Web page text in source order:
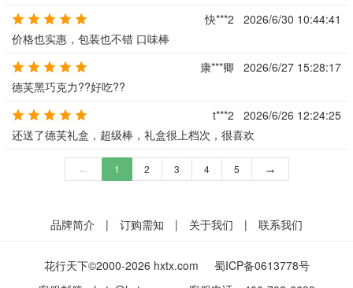
快***2
2026/6/30 10:44:41
价格也实惠，包装也不错 口味棒
康***卿
2026/6/27 15:28:17
德芙黑巧克力??好吃??
t***2
2026/6/26 12:24:25
还送了德芙礼盒，超级棒，礼盒很上档次，很喜欢
← 1 2 3 4 5 →
品牌简介 | 订购需知 | 关于我们 | 联系我们
花行天下©2000-2026 hxtx.com
蜀ICP备0613778号